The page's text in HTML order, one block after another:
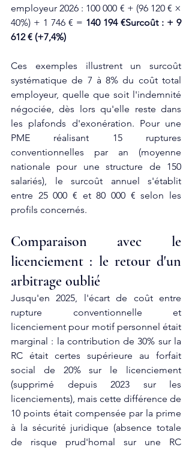
employeur 2026 : 100 000 € + (96 120 € ×
40%) + 1 746 € = 140 194 €Surcoût : + 9
612 € (+7,4%)
Ces exemples illustrent un surcoût
systématique de 7 à 8% du coût total
employeur, quelle que soit l'indemnité
négociée, dès lors qu'elle reste dans
les plafonds d'exonération. Pour une
PME réalisant 15 ruptures
conventionnelles par an (moyenne
nationale pour une structure de 150
salariés), le surcoût annuel s'établit
entre 25 000 € et 80 000 € selon les
profils concernés.
Comparaison avec le
licenciement : le retour d'un
arbitrage oublié
Jusqu'en 2025, l'écart de coût entre
rupture conventionnelle et
licenciement pour motif personnel était
marginal : la contribution de 30% sur la
RC était certes supérieure au forfait
social de 20% sur le licenciement
(supprimé depuis 2023 sur les
licenciements), mais cette différence de
10 points était compensée par la prime
à la sécurité juridique (absence totale
de risque prud'homal sur une RC